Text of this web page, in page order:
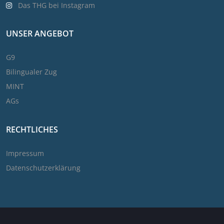
Das THG bei Instagram
UNSER ANGEBOT
G9
Bilingualer Zug
MINT
AGs
RECHTLICHES
Impressum
Datenschutzerklärung